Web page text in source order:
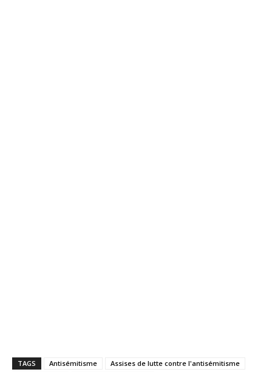
TAGS Antisémitisme
Assises de lutte contre l'antisémitisme